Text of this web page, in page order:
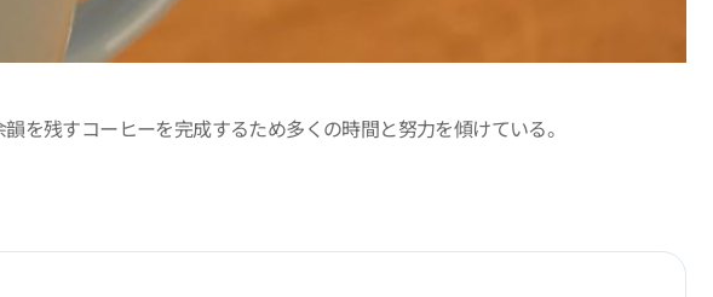
を残すコーヒーを完成するため多くの時間と努力を傾けている。